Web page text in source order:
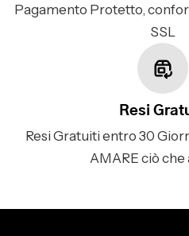
Pagamento Protetto,
SSL
Resi
Resi Gratuiti entro 30
AMARE ciò che